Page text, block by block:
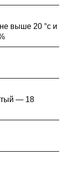
выше 20 °c и
— 18